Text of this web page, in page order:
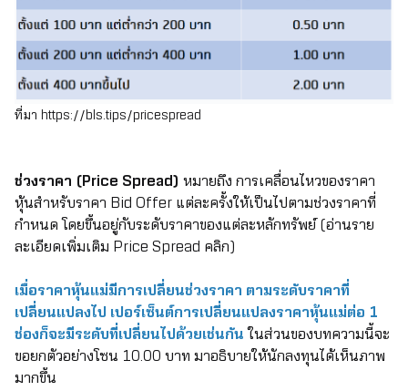
ที่มา https://bls.tips/pricespread
ช่วงราคา (Price Spread) หมายถึง การเคลื่อนไหวของราคา
หุ้นสำหรับราคา Bid Offer แต่ละครั้งให้เป็นไปตามช่วงราคาที่
กำหนด โดยขึ้นอยู่กับระดับราคาของแต่ละหลักทรัพย์ (อ่านราย
ละเอียดเพิ่มเติม Price Spread คลิก)
เมื่อราคาหุ้นแม่มีการเปลี่ยนช่วงราคา ตามระดับราคาที่
เปลี่ยนแปลงไป เปอร์เซ็นต์การเปลี่ยนแปลงราคาหุ้นแม่ต่อ 1
ช่องก็จะมีระดับที่เปลี่ยนไปด้วยเช่นกันในส่วนของบทความนี้จะ
ขอยกตัวอย่างโซน 10.00 บาท มาอธิบายให้นักลงทุนได้เห็นภาพ
มากขึ้น